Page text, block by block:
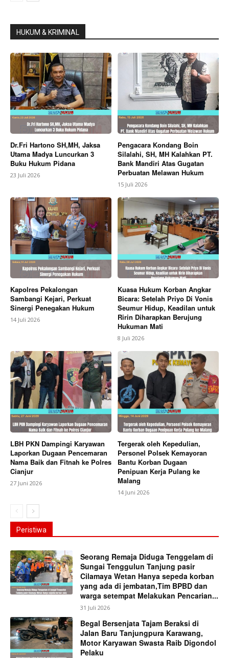
HUKUM & KRIMINAL
Dr.Fri Hartono SH,MH, Jaksa
Utama Madya Luncurkan 3
Buku Hukum Pidana
23 Juli 2026
Pengacara Kondang Boin
Silalahi, SH, MH Kalahkan PT.
Bank Mandiri Atas Gugatan
Perbuatan Melawan Hukum
15 Juli 2026
Kapolres Pekalongan
Sambangi Kejari, Perkuat
Sinergi Penegakan Hukum
14 Juli 2026
Kuasa Hukum Korban Angkar
Bicara: Setelah Priyo Di Vonis
Seumur Hidup, Keadilan untuk
Ririn Diharapkan Berujung
Hukuman Mati
8 Juli 2026
LBH PKN Dampingi Karyawan
Laporkan Dugaan Pencemaran
Nama Baik dan Fitnah ke Polres
Cianjur
27 Juni 2026
Tergerak oleh Kepedulian,
Personel Polsek Kemayoran
Bantu Korban Dugaan
Penipuan Kerja Pulang ke
Malang
14 Juni 2026
Peristiwa
Seorang Remaja Diduga Tenggelam di
Sungai Tenggulun Tanjung pasir
Cilamaya Wetan Hanya sepeda korban
yang ada di jembatan,Tim BPBD dan
warga setempat Melakukan Pencarian...
31 Juli 2026
Begal Bersenjata Tajam Beraksi di
Jalan Baru Tanjungpura Karawang,
Motor Karyawan Swasta Raib Digondol
Pelaku